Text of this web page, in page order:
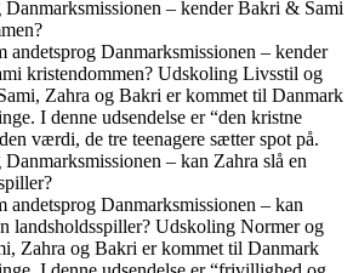
Danmarksmissionen – kender Bakri & Sami
andetsprog Danmarksmissionen – kender
kristendommen? Udskoling Livsstil og
Zahra og Bakri er kommet til Danmark
I denne udsendelse er “den kristne
værdi, de tre teenagere sætter spot på.
Danmarksmissionen – kan Zahra slå en
andetsprog Danmarksmissionen – kan
landsholdsspiller? Udskoling Normer og
Zahra og Bakri er kommet til Danmark